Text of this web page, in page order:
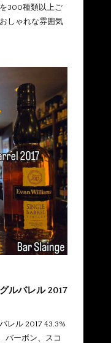
300種類以上ご
しゃれな雰囲気
ルバレル 2017
レル 2017 43.3%
バーボン、スコ